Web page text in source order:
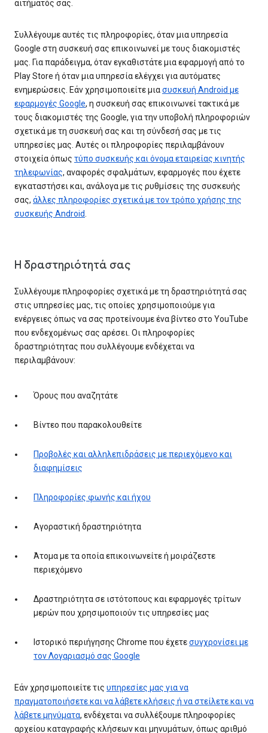
αιτήματός σας.
Συλλέγουμε αυτές τις πληροφορίες, όταν μια υπηρεσία
Google στη συσκευή σας επικοινωνεί με τους διακομιστές
μας. Για παράδειγμα, όταν εγκαθιστάτε μια εφαρμογή από το
Play Store ή όταν μια υπηρεσία ελέγχει για αυτόματες
ενημερώσεις. Εάν χρησιμοποιείτε μιασυσκευή Android με
εφαρμογές Google, η συσκευή σας επικοινωνεί τακτικά με
τους διακομιστές της Google, για την υποβολή πληροφοριών
σχετικά με τη συσκευή σας και τη σύνδεσή σας με τις
υπηρεσίες μας. Αυτές οι πληροφορίες περιλαμβάνουν
στοιχεία όπως τύπο συσκευής και όνομα εταιρείας κινητής
τηλεφωνίας, αναφορές σφαλμάτων, εφαρμογές που έχετε
εγκαταστήσει και, ανάλογα με τις ρυθμίσεις της συσκευής
σας, άλλες πληροφορίες σχετικά με τον τρόπο χρήσης της
συσκευής Android.
Η δραστηριότητά σας
Συλλέγουμε πληροφορίες σχετικά με τη δραστηριότητά σας
στις υπηρεσίες μας, τις οποίες χρησιμοποιούμε για
ενέργειες όπως να σας προτείνουμε ένα βίντεο στο YouTube
που ενδεχομένως σας αρέσει. Οι πληροφορίες
δραστηριότητας που συλλέγουμε ενδέχεται να
περιλαμβάνουν:
Όρους που αναζητάτε
Βίντεο που παρακολουθείτε
Προβολές και αλληλεπιδράσεις με περιεχόμενο και
διαφημίσεις
Πληροφορίες φωνής και ήχου
Αγοραστική δραστηριότητα
Άτομα με τα οποία επικοινωνείτε ή μοιράζεστε
περιεχόμενο
Δραστηριότητα σε ιστότοπους και εφαρμογές τρίτων
μερών που χρησιμοποιούν τις υπηρεσίες μας
Ιστορικό περιήγησης Chrome που έχετεσυγχρονίσει με
τον Λογαριασμό σας Google
Εάν χρησιμοποιείτε τις υπηρεσίες μας για να
πραγματοποιήσετε και να λάβετε κλήσεις ή να στείλετε και να
λάβετε μηνύματα, ενδέχεται να συλλέξουμε πληροφορίες
αρχείου καταγραφής κλήσεων και μηνυμάτων, όπως αριθμό